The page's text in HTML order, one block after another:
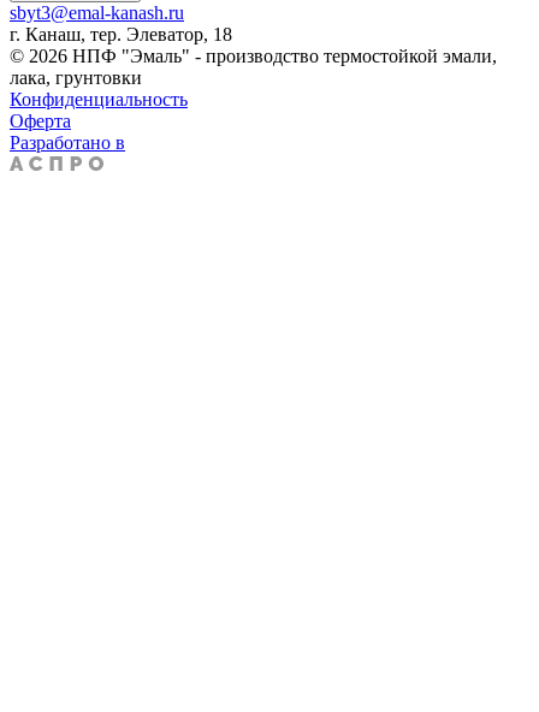
sbyt3@emal-kanash.ru
г. Канаш, тер. Элеватор, 18
© 2026 НПФ "Эмаль" - производство термостойкой эмали,
лака, грунтовки
Конфиденциальность
Оферта
Разработано в